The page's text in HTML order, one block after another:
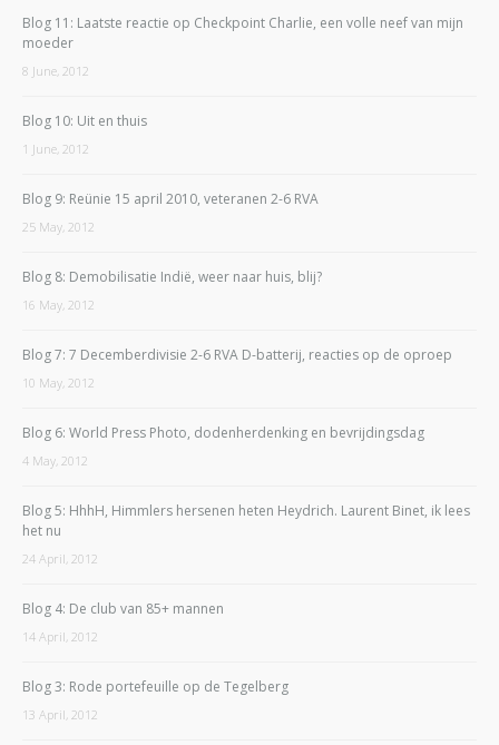
Blog 11: Laatste reactie op Checkpoint Charlie, een volle neef van mijn
moeder
8 June, 2012
Blog 10: Uit en thuis
1 June, 2012
Blog 9: Reünie 15 april 2010, veteranen 2-6 RVA
25 May, 2012
Blog 8: Demobilisatie Indië, weer naar huis, blij?
16 May, 2012
Blog 7: 7 Decemberdivisie 2-6 RVA D-batterij, reacties op de oproep
10 May, 2012
Blog 6: World Press Photo, dodenherdenking en bevrijdingsdag
4 May, 2012
Blog 5: HhhH, Himmlers hersenen heten Heydrich. Laurent Binet, ik lees
het nu
24 April, 2012
Blog 4: De club van 85+ mannen
14 April, 2012
Blog 3: Rode portefeuille op de Tegelberg
13 April, 2012